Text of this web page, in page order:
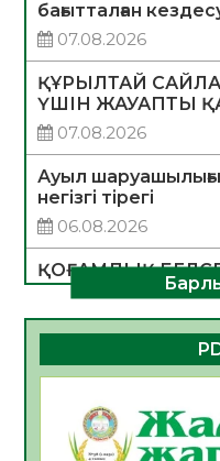
бағытталған
07.08.2026
ҚҰРЫЛТАЙ
ҮШІН ЖАУАПТЫ
07.08.2026
Ауыл
негізгі тірегі
06.08.2026
ҚОҒАМДЫҚ
ДАМУЫНЫҢ
06.08.2026
ҚҰРЫЛТАЙ
06.08.2026